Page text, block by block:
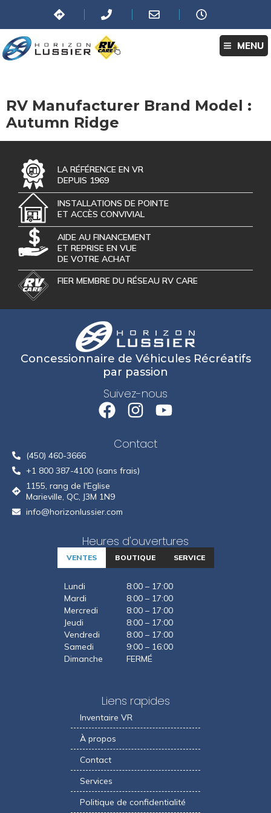
MENU
RV Manufacturer Brand Model :
Autumn Ridge
LA RÉFÉRENCE EN VR
DEPUIS 1969
INSTALLATIONS DE POINTE
ET ACCÈS CONVIVIAL
AIDE AU FINANCEMENT
ET REPRISE EN VUE
DE VOTRE ACHAT
FIER MEMBRE DU RÉSEAU RV CARE
Liens rapides
Inventaire VR
À propos
Contact
Services
Politique de confidentialité
Heures d'ouvertures
VENTES BOUTIQUE SERVICE
Lundi
8:00 – 17:00
Mardi
8:00 – 17:00
Mercredi
8:00 – 17:00
Jeudi
8:00 – 17:00
Vendredi
8:00 – 17:00
Samedi
9:00 – 16:00
Dimanche
FERMÉ
Contact
(450) 460-3666
+1 800 387-4100 (sans frais)
1155, rang de l'Eglise
Marieville, QC, J3M 1N9
info@horizonlussier.com
Concessionnaire de Véhicules Récréatifs
par passion
Suivez-nous